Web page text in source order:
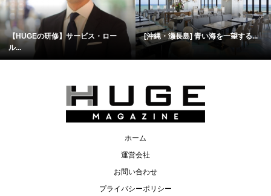
【HUGEの研修】サービス・ロー
ル...
[沖縄・瀬長島] 青い海を一望する...
ホーム
運営会社
お問い合わせ
プライバシーポリシー